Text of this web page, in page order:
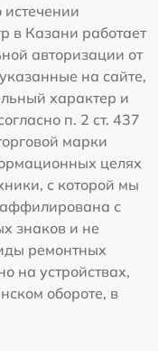
в Казани работает
авторизации от
на сайте,
характер и
п. 2 ст. 437
марки
целях
с которой мы
с
знаков и не
ремонтных
на устройствах,
обороте, в